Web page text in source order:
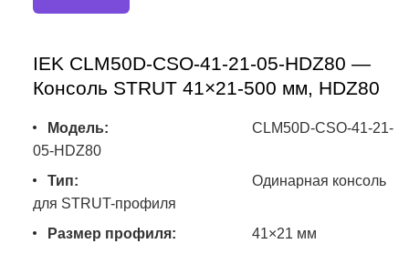
IEK CLM50D-CSO-41-21-05-HDZ80 —
Консоль STRUT 41×21-500 мм, HDZ80
Модель:
CLM50D-CSO-41-21-
05-HDZ80
Тип:
Одинарная консоль
для STRUT-профиля
Размер профиля:
41×21 мм